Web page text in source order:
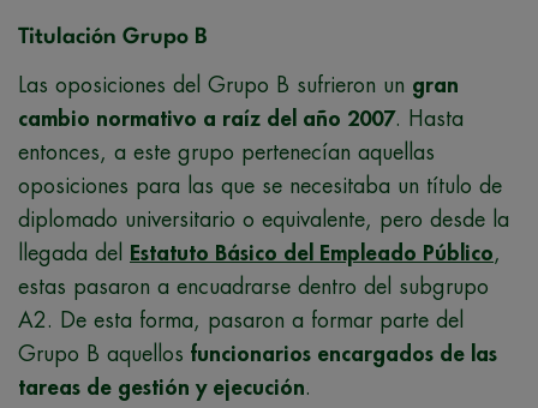
Titulación Grupo B
Las oposiciones del Grupo B sufrieron un gran
cambio normativo a raíz del año 2007. Hasta
entonces, a este grupo pertenecían aquellas
oposiciones para las que se necesitaba un título de
diplomado universitario o equivalente, pero desde la
llegada del
Estatuto Básico del Empleado Público,
estas pasaron a encuadrarse dentro del subgrupo
A2. De esta forma, pasaron a formar parte del
Grupo B aquellos funcionarios encargados de las
tareas de gestión y ejecución.